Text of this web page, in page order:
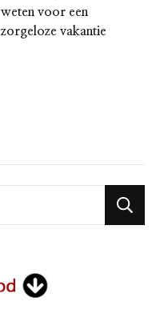
weten voor een
zorgeloze vakantie